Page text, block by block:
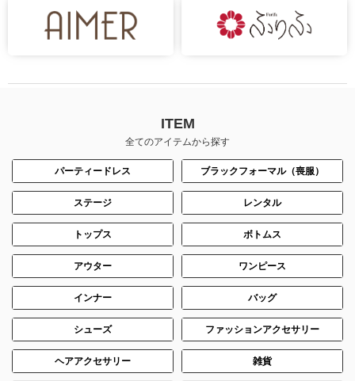
ITEM
全てのアイテムから探す
パーティードレス ブラックフォーマル（喪服）
ステージ レンタル
トップス ボトムス
アウター ワンピース
インナー バッグ
シューズ ファッションアクセサリー
ヘアアクセサリー 雑貨